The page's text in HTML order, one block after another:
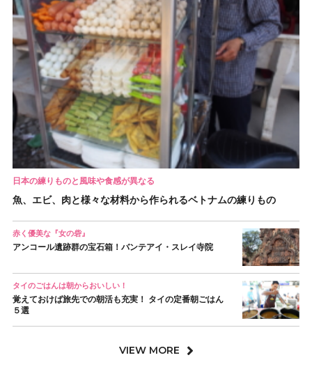
日本の練りものと風味や食感が異なる
魚、エビ、肉と様々な材料から作られるベトナムの練りもの
赤く優美な『女の砦』
アンコール遺跡群の宝石箱！バンテアイ・スレイ寺院
タイのごはんは朝からおいしい！
覚えておけば旅先での朝活も充実！ タイの定番朝ごはん
５選
VIEW MORE